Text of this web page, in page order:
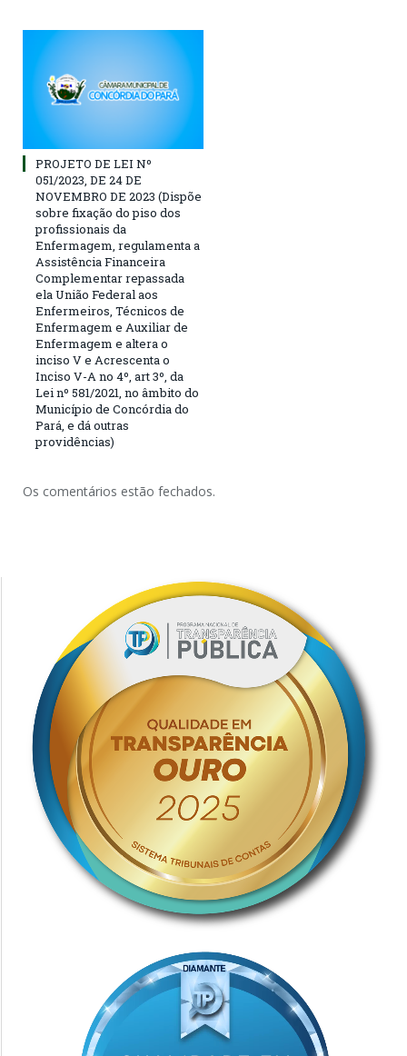
PROJETO DE LEI Nº
051/2023, DE 24 DE
NOVEMBRO DE 2023 (Dispõe
sobre fixação do piso dos
profissionais da
Enfermagem, regulamenta a
Assistência Financeira
Complementar repassada
ela União Federal aos
Enfermeiros, Técnicos de
Enfermagem e Auxiliar de
Enfermagem e altera o
inciso V e Acrescenta o
Inciso V-A no 4º, art 3º, da
Lei nº 581/2021, no âmbito do
Município de Concórdia do
Pará, e dá outras
providências)
Os comentários estão fechados.